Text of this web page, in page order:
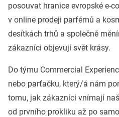
posouvat hranice evropské e-
v online prodeji parfémů a
desítkách trhů a společně
zákazníci objevují svět krásy.
Do týmu Commercial
nebo parťačku, který/á nám
tomu, jak zákazníci vnímají
od prvního prokliku až po